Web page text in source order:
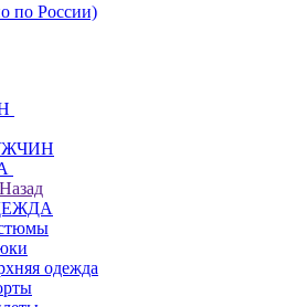
по России)
Назад
одежда